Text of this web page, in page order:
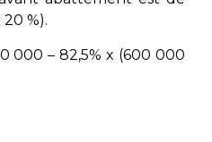
%).
000 – 82,5% x (600 000